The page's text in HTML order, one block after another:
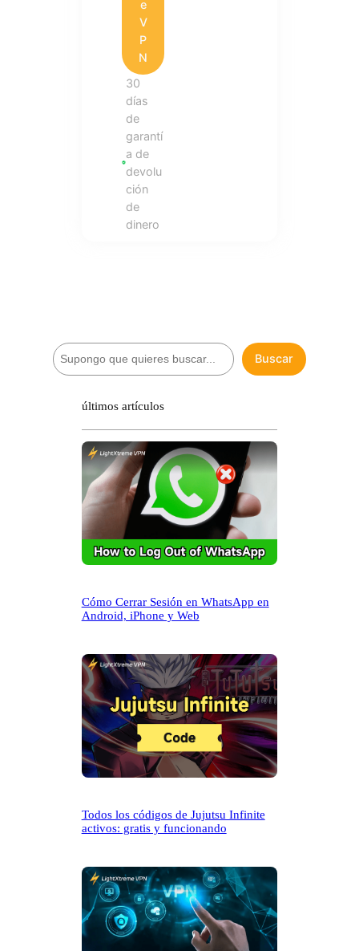
e
V
P
N
30
días
de
garantí
a de
devolu
ción
de
dinero
B
u
Buscar
últimos artículos
Cómo Cerrar Sesión en WhatsApp en
Android, iPhone y Web
Todos los códigos de Jujutsu Infinite
activos: gratis y funcionando